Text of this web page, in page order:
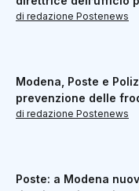
di redazione Postenews
Modena, Poste e
prevenzione delle
di redazione Postenews
Poste: a Modena